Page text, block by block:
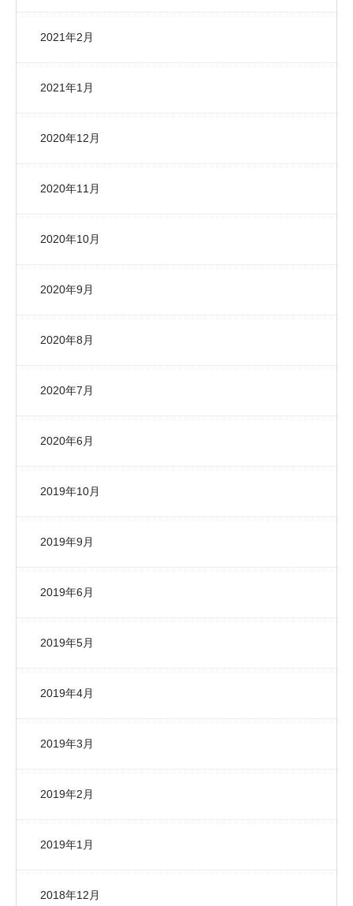
2021年2月
2021年1月
2020年12月
2020年11月
2020年10月
2020年9月
2020年8月
2020年7月
2020年6月
2019年10月
2019年9月
2019年6月
2019年5月
2019年4月
2019年3月
2019年2月
2019年1月
2018年12月